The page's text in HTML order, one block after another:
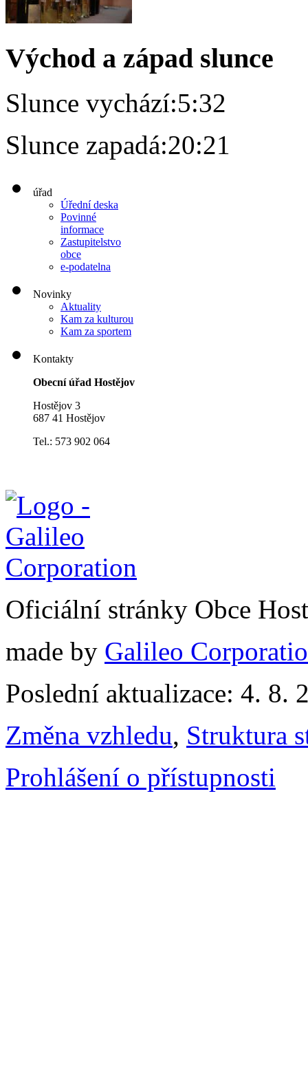
Východ a západ slunce
Slunce vychází:5:32
Slunce zapadá:20:21
úřad
Úřední deska
Povinné
informace
Zastupitelstvo
obce
e-podatelna
Novinky
Aktuality
Kam za kulturou
Kam za sportem
Kontakty
Obecní úřad Hostějov
Hostějov 3
687 41 Hostějov
Tel.: 573 902 064
Oficiální stránky Obce
made by Galileo
Poslední aktualizace: 4. 8.
Změna vzhledu, Struktura
Prohlášení o přístupnosti